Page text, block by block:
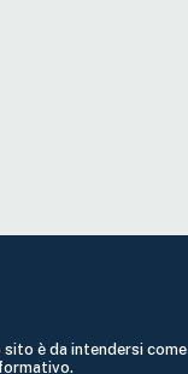
è da intendersi come